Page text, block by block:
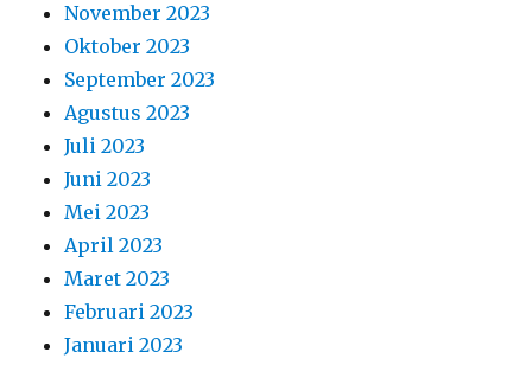
November 2023
Oktober 2023
September 2023
Agustus 2023
Juli 2023
Juni 2023
Mei 2023
April 2023
Maret 2023
Februari 2023
Januari 2023